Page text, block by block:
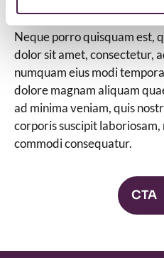
Neque porro quisquam est,
dolor sit amet, consectetur,
numquam eius modi
dolore magnam aliquam
ad minima veniam, quis
corporis suscipit laboriosam,
commodi consequatur.
CTA